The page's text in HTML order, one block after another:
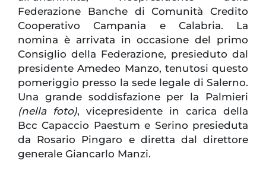
Federazione Banche di Comunità Credito
Cooperativo Campania e Calabria. La
nomina è arrivata in occasione del primo
Consiglio della Federazione, presieduto dal
presidente Amedeo Manzo, tenutosi questo
pomeriggio presso la sede legale di Salerno.
Una grande soddisfazione per la Palmieri
(nella foto), vicepresidente in carica della
Bcc Capaccio Paestum e Serino presieduta
da Rosario Pingaro e diretta dal direttore
generale Giancarlo Manzi.